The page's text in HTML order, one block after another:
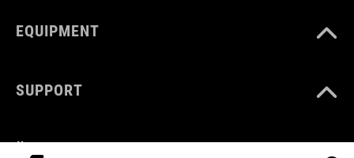
EQUIPMENT
SUPPORT